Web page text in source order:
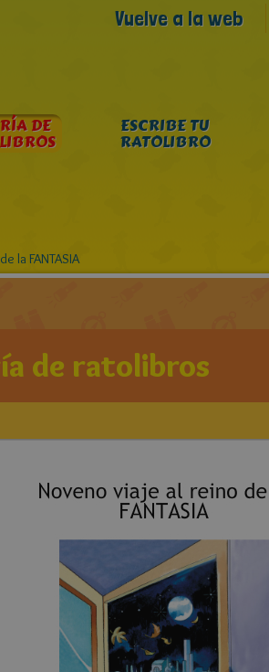
Vuelve a la web
DE ESCRIBE TU
RATOLIBRO
la FANTASIA
de ratolibros